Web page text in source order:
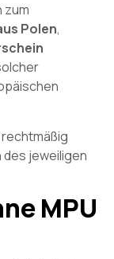
zum
Polen,
jeweiligen
MPU